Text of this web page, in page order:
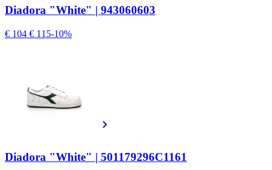
Diadora "White" | 943060603
€ 104 € 115-10%
Diadora "White" | 501179296C1161